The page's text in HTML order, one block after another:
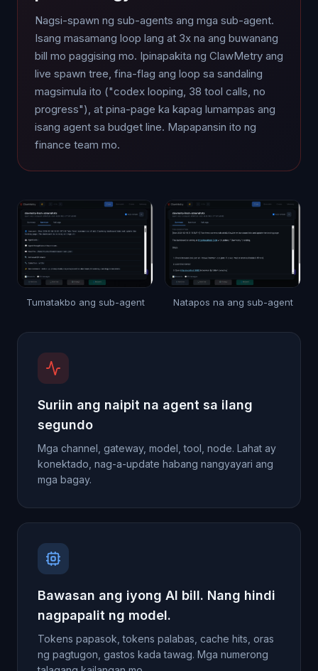
Nagsi-spawn ng sub-agents ang mga sub-agent.
Isang masamang loop lang at 3x na ang buwanang
bill mo paggising mo. Ipinapakita ng ClawMetry ang
live spawn tree, fina-flag ang loop sa sandaling
magsimula ito ("codex looping, 38 tool calls, no
progress"), at pina-page ka kapag lumampas ang
isang agent sa budget line. Mapapansin ito ng
finance team mo.
Tumatakbo ang sub-agent Natapos na ang sub-agent
Suriin ang naipit na agent sa ilang
segundo
Mga channel, gateway, model, tool, node. Lahat ay
konektado, nag-a-update habang nangyayari ang
mga bagay.
Bawasan ang iyong AI bill. Nang hindi
nagpapalit ng model.
Tokens papasok, tokens palabas, cache hits, oras
ng pagtugon, gastos kada tawag. Mga numerong